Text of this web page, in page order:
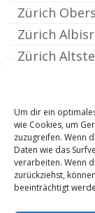
Um dir ein
wie Cookies, um
zuzugreifen. Wenn
Daten wie das
verarbeiten. Wenn
zurückziehst,
beeinträchtigt
Zürich
Zürich
Zürich
Zürich
Zürich
Zürich
Zürich
Zürich
Zürich